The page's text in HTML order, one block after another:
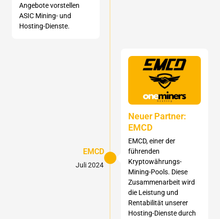
Angebote vorstellen
ASIC Mining- und
Hosting-Dienste.
EMCD
Juli 2024
Neuer Partner:
EMCD
EMCD, einer der
führenden
Kryptowährungs-
Mining-Pools. Diese
Zusammenarbeit wird
die Leistung und
Rentabilität unserer
Hosting-Dienste durch